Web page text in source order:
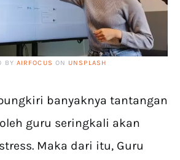
BY AIRFOCUS ON UNSPLASH
banyaknya tantangan
guru seringkali akan
Maka dari itu, Guru